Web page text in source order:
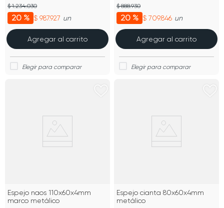
20 % $ 987.927
$ 1.234.030
un
Agregar al carrito
20 % $ 709.846
$ 888.930
un
Agregar al carrito
Espejo naos 110x60x4mm
marco metálico
Espejo cianta 80x60x4mm
metálico